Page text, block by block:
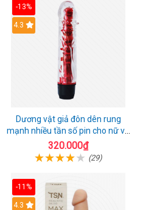
-13%
4.3
Dương vật giả đôn dên rung
mạnh nhiều tần số pin cho nữ và
cặp đôi
320.000₫
(29)
-11%
4.3